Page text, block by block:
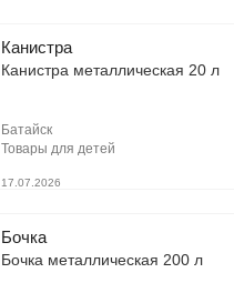
Канистра
Канистра металлическая 20 л
Батайск
Товары для детей
17.07.2026
Бочка
Бочка металлическая 200 л